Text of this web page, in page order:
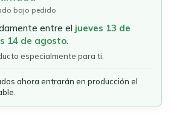
bajo pedido
entre el jueves 13 de
14 de agosto.
especialmente para ti.
ahora entrarán en producción el